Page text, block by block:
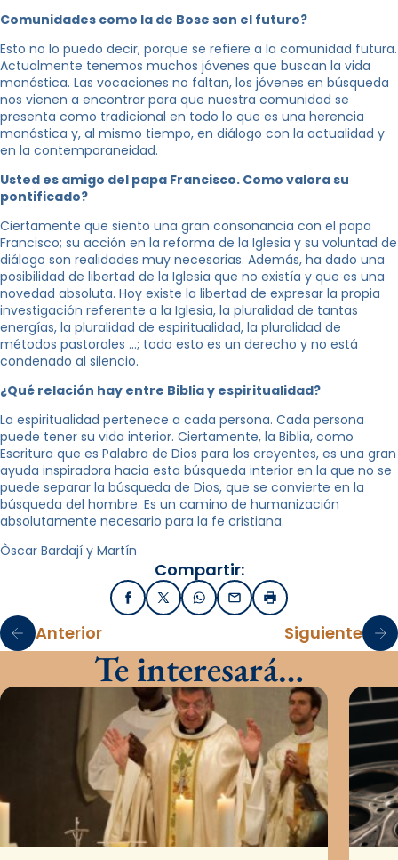
Comunidades como la de Bose son el futuro?
Esto no lo puedo decir, porque se refiere a la comunidad futura.
Actualmente tenemos muchos jóvenes que buscan la vida
monástica. Las vocaciones no faltan, los jóvenes en búsqueda
nos vienen a encontrar para que nuestra comunidad se
presenta como tradicional en todo lo que es una herencia
monástica y, al mismo tiempo, en diálogo con la actualidad y
en la contemporaneidad.
Usted es amigo del papa Francisco. Como valora su
pontificado?
Ciertamente que siento una gran consonancia con el papa
Francisco; su acción en la reforma de la Iglesia y su voluntad de
diálogo son realidades muy necesarias. Además, ha dado una
posibilidad de libertad de la Iglesia que no existía y que es una
novedad absoluta. Hoy existe la libertad de expresar la propia
investigación referente a la Iglesia, la pluralidad de tantas
energías, la pluralidad de espiritualidad, la pluralidad de
métodos pastorales …; todo esto es un derecho y no está
condenado al silencio.
¿Qué relación hay entre Biblia y espiritualidad?
La espiritualidad pertenece a cada persona. Cada persona
puede tener su vida interior. Ciertamente, la Biblia, como
Escritura que es Palabra de Dios para los creyentes, es una gran
ayuda inspiradora hacia esta búsqueda interior en la que no se
puede separar la búsqueda de Dios, que se convierte en la
búsqueda del hombre. Es un camino de humanización
absolutamente necesario para la fe cristiana.
Òscar Bardají y Martín
Compartir:
FacebookX / TwitterWhatsApp
EmailImprimir
Anterior Siguiente
Te interesará…